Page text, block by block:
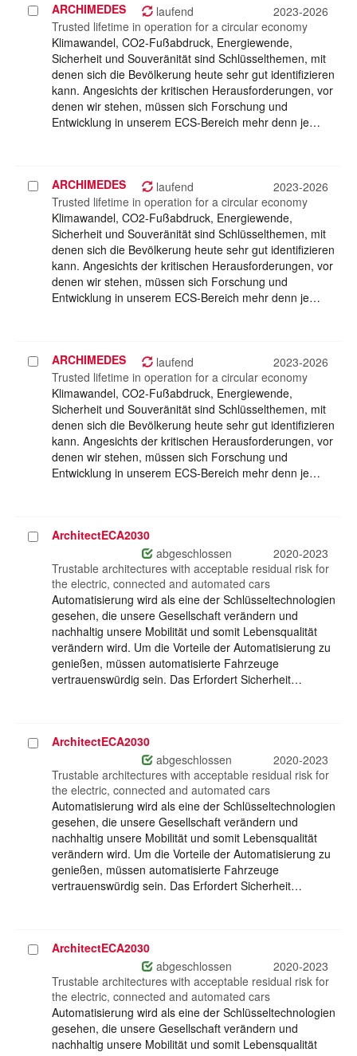
Projekt
auswählen
ARCHIMEDES laufend
2023-2026
Trusted lifetime in operation for a circular economy
Klimawandel, CO2-Fußabdruck, Energiewende,
Sicherheit und Souveränität sind Schlüsselthemen, mit
denen sich die Bevölkerung heute sehr gut identifizieren
kann. Angesichts der kritischen Herausforderungen, vor
denen wir stehen, müssen sich Forschung und
Entwicklung in unserem ECS-Bereich mehr denn je…
Projekt
auswählen
ARCHIMEDES laufend
2023-2026
Trusted lifetime in operation for a circular economy
Klimawandel, CO2-Fußabdruck, Energiewende,
Sicherheit und Souveränität sind Schlüsselthemen, mit
denen sich die Bevölkerung heute sehr gut identifizieren
kann. Angesichts der kritischen Herausforderungen, vor
denen wir stehen, müssen sich Forschung und
Entwicklung in unserem ECS-Bereich mehr denn je…
Projekt
auswählen
ARCHIMEDES laufend
2023-2026
Trusted lifetime in operation for a circular economy
Klimawandel, CO2-Fußabdruck, Energiewende,
Sicherheit und Souveränität sind Schlüsselthemen, mit
denen sich die Bevölkerung heute sehr gut identifizieren
kann. Angesichts der kritischen Herausforderungen, vor
denen wir stehen, müssen sich Forschung und
Entwicklung in unserem ECS-Bereich mehr denn je…
ProjektArchitectECA2030
abgeschlossen
2020-2023
Trustable architectures with acceptable residual risk for
the electric, connected and automated cars
Automatisierung wird als eine der Schlüsseltechnologien
gesehen, die unsere Gesellschaft verändern und
nachhaltig unsere Mobilität und somit Lebensqualität
verändern wird. Um die Vorteile der Automatisierung zu
genießen, müssen automatisierte Fahrzeuge
vertrauenswürdig sein. Das Erfordert Sicherheit…
ProjektArchitectECA2030
abgeschlossen
2020-2023
Trustable architectures with acceptable residual risk for
the electric, connected and automated cars
Automatisierung wird als eine der Schlüsseltechnologien
gesehen, die unsere Gesellschaft verändern und
nachhaltig unsere Mobilität und somit Lebensqualität
verändern wird. Um die Vorteile der Automatisierung zu
genießen, müssen automatisierte Fahrzeuge
vertrauenswürdig sein. Das Erfordert Sicherheit…
ProjektArchitectECA2030
abgeschlossen
2020-2023
Trustable architectures with acceptable residual risk for
the electric, connected and automated cars
Automatisierung wird als eine der Schlüsseltechnologien
gesehen, die unsere Gesellschaft verändern und
nachhaltig unsere Mobilität und somit Lebensqualität